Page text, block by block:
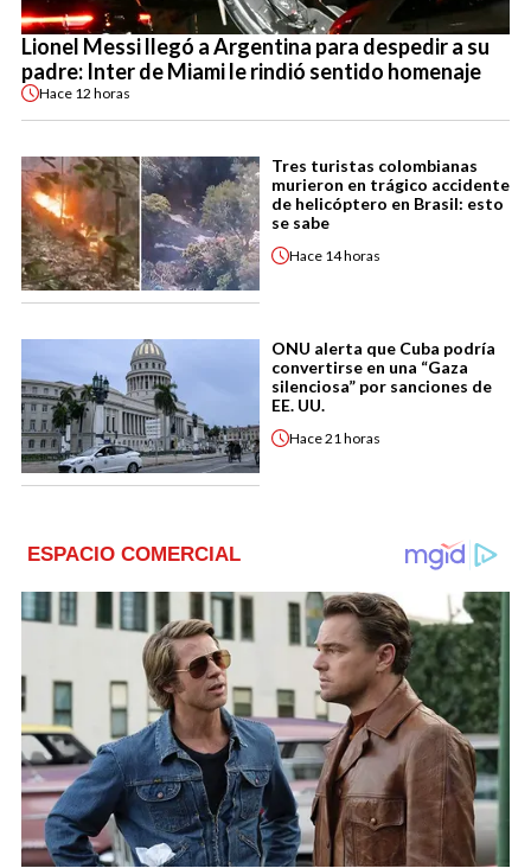
Lionel Messi llegó a Argentina para despedir a su
padre: Inter de Miami le rindió sentido homenaje
Hace 12 horas
Tres turistas colombianas
murieron en trágico accidente
de helicóptero en Brasil: esto
se sabe
Hace 14 horas
ONU alerta que Cuba podría
convertirse en una “Gaza
silenciosa” por sanciones de
EE. UU.
Hace21 horas